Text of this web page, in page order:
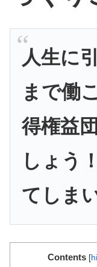
人生に
まで働
得権益
しょう
てしま
Contents [